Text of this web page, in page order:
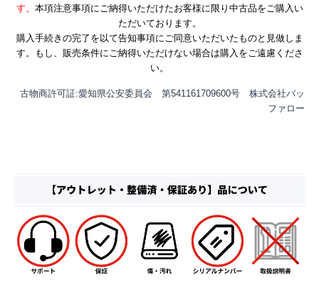
す。 本項注意事項にご納得いただけたお客様に限り中古品をご購入い
ただいております。
購入手続きの完了を以て告知事項にご同意いただいたものと見做しま
す。もし、販売条件にご納得いただけない場合は購入をご遠慮くださ
い。
古物商許可証:愛知県公安委員会 第541161709600号 株式会社バッ
ファロー